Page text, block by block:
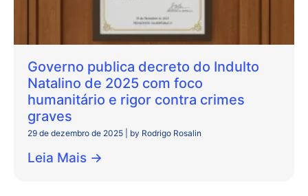
Governo publica decreto do Indulto
Natalino de 2025 com foco
humanitário e rigor contra crimes
graves
29 de dezembro de 2025 by Rodrigo Rosalin
Leia Mais →